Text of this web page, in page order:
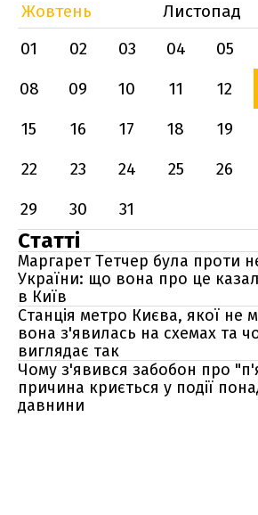
Жовтень
Листопад
01
02 03 04 05
08
09 10 11 12
15
16 17 18 19
22
23 24 25 26
29
30 31
Статті
Маргарет Тетчер була проти
України: що вона про це
в Київ
Станція метро Києва, якої не
вона з'явилась на схемах та
виглядає так
Чому з'явився забобон про
причина криється у події
давнини